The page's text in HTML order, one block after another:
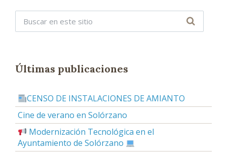
Últimas publicaciones
CENSO DE INSTALACIONES DE AMIANTO
Cine de verano en Solórzano
Modernización Tecnológica en el
Ayuntamiento de Solórzano